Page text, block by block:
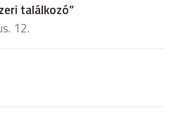
találkozó”
12.